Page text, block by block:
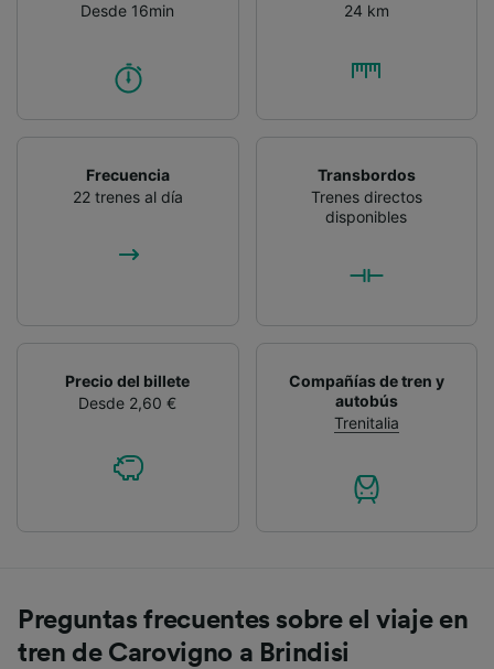
Desde 16min
24 km
Frecuencia
22 trenes al día
Transbordos
Trenes directos
disponibles
Precio del billete
Desde 2,60 €
Compañías de tren y
autobús
Trenitalia
Preguntas frecuentes sobre el viaje en
tren de Carovigno a Brindisi